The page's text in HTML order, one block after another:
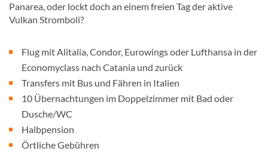
Panarea, oder lockt doch an einem freien Tag der aktive
Vulkan Stromboli?
Flug mit Alitalia, Condor, Eurowings oder Lufthansa in der
Economyclass nach Catania und zurück
Transfers mit Bus und Fähren in Italien
10 Übernachtungen im Doppelzimmer mit Bad oder
Dusche/WC
Halbpension
Örtliche Gebühren